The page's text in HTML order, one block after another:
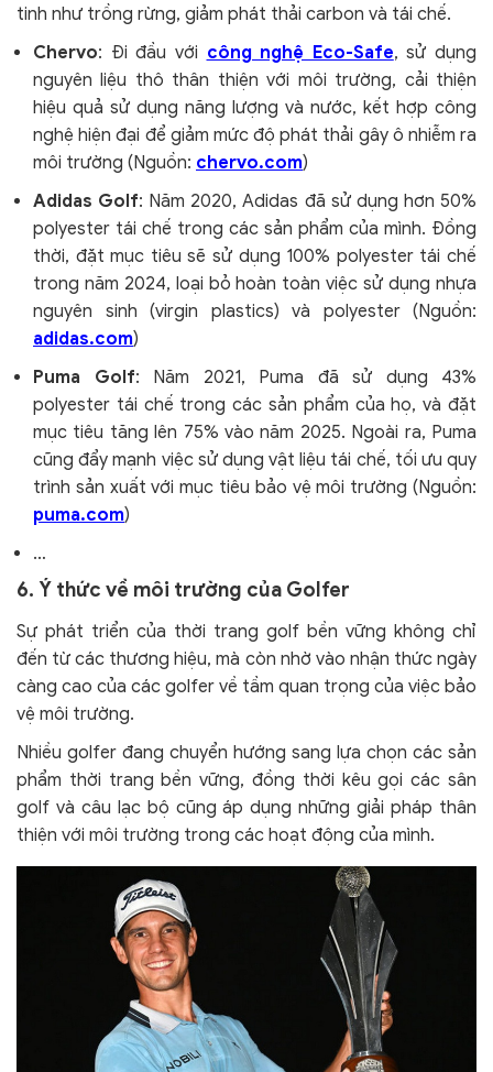
tinh như trồng rừng, giảm phát thải carbon và tái chế.
Chervo: Đi đầu với công nghệ Eco-Safe, sử dụng
nguyên liệu thô thân thiện với môi trường, cải thiện
hiệu quả sử dụng năng lượng và nước, kết hợp công
nghệ hiện đại để giảm mức độ phát thải gây ô nhiễm ra
môi trường (Nguồn: chervo.com)
Adidas Golf: Năm 2020, Adidas đã sử dụng hơn 50%
polyester tái chế trong các sản phẩm của mình. Đồng
thời, đặt mục tiêu sẽ sử dụng 100% polyester tái chế
trong năm 2024, loại bỏ hoàn toàn việc sử dụng nhựa
nguyên sinh (virgin plastics) và polyester (Nguồn:
adidas.com)
Puma Golf: Năm 2021, Puma đã sử dụng 43%
polyester tái chế trong các sản phẩm của họ, và đặt
mục tiêu tăng lên 75% vào năm 2025. Ngoài ra, Puma
cũng đẩy mạnh việc sử dụng vật liệu tái chế, tối ưu quy
trình sản xuất với mục tiêu bảo vệ môi trường (Nguồn:
puma.com)
…
6. Ý thức về môi trường của Golfer
Sự phát triển của thời trang golf bền vững không chỉ
đến từ các thương hiệu, mà còn nhờ vào nhận thức ngày
càng cao của các golfer về tầm quan trọng của việc bảo
vệ môi trường.
Nhiều golfer đang chuyển hướng sang lựa chọn các sản
phẩm thời trang bền vững, đồng thời kêu gọi các sân
golf và câu lạc bộ cũng áp dụng những giải pháp thân
thiện với môi trường trong các hoạt động của mình.